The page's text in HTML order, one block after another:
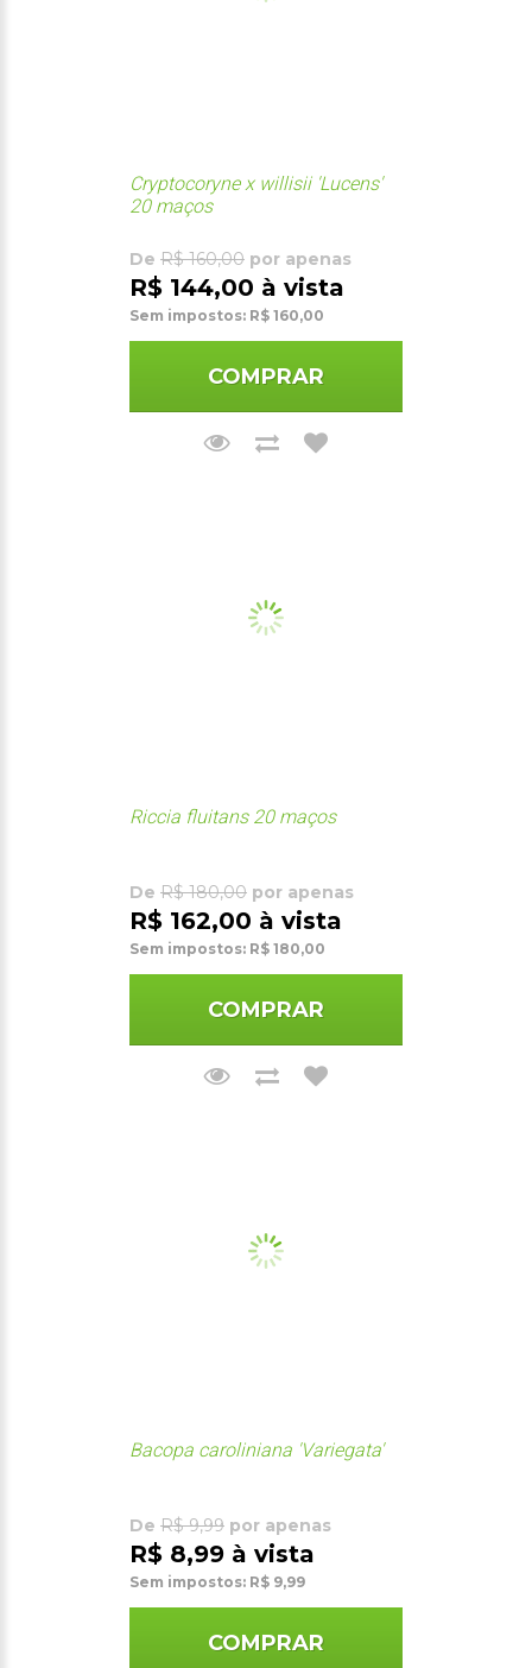
Cryptocoryne x willisii 'Lucens'
20 maços
De R$ 160,00 por apenas
R$ 144,00 à vista
Sem impostos: R$ 160,00
COMPRAR
Riccia fluitans 20 maços
De R$ 180,00 por apenas
R$ 162,00 à vista
Sem impostos: R$ 180,00
COMPRAR
Bacopa caroliniana 'Variegata'
De R$ 9,99 por apenas
R$ 8,99 à vista
Sem impostos: R$ 9,99
COMPRAR